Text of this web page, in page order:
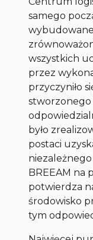
samego
wszystkich
przez
przyczyniło
stworzonego
było
postaci
BREEAM na
potwierdza
środowisko
tym